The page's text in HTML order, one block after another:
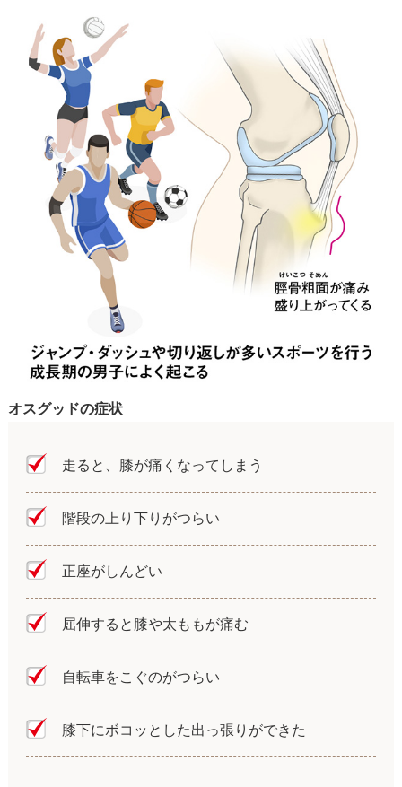
オスグッドの症状
走ると、膝が痛くなってしまう
階段の上り下りがつらい
正座がしんどい
屈伸すると膝や太ももが痛む
自転車をこぐのがつらい
膝下にボコッとした出っ張りができた